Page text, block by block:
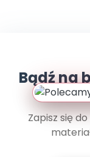
Bądź na
Zapisz się